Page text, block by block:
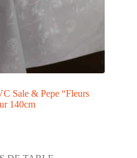
Sale & Pepe “Fleurs
140cm